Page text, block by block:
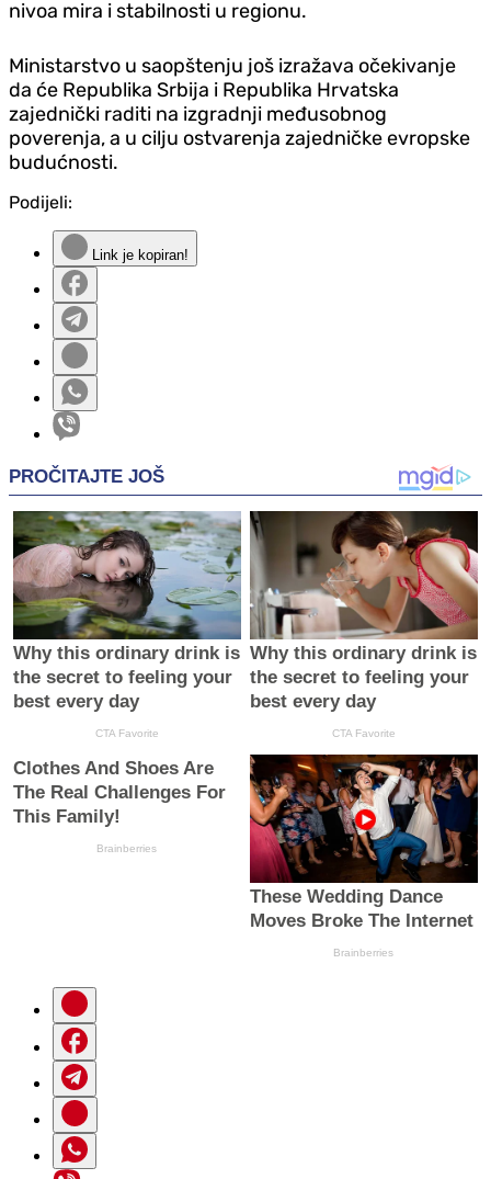
nivoa mira i stabilnosti u regionu.
Ministarstvo u saopštenju još izražava očekivanje
da će Republika Srbija i Republika Hrvatska
zajednički raditi na izgradnji međusobnog
poverenja, a u cilju ostvarenja zajedničke evropske
budućnosti.
Podijeli:
Link je kopiran!